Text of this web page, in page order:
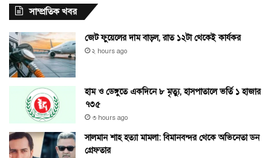
সাম্প্রতিক খবর
জেট ফুয়েলের দাম বাড়ল, রাত ১২টা থেকেই কার্যকর
২ hours ago
হাম ও ডেঙ্গুতে একদিনে ৮ মৃত্যু, হাসপাতালে ভর্তি ১ হাজার
৭৩৫
৩ hours ago
সালমান শাহ হত্যা মামলা: বিমানবন্দর থেকে অভিনেতা ডন
গ্রেফতার